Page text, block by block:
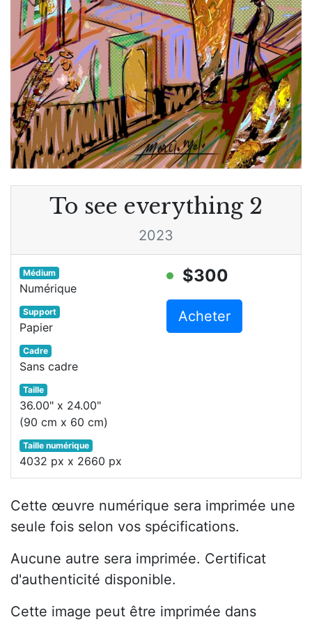
To see everything 2
2023
Médium
Numérique
Support
Papier
Cadre
Sans cadre
Taille
36.00" x 24.00"
(90 cm x 60 cm)
Taille numérique
4032 px x 2660 px
$300
Acheter
Cette œuvre numérique sera imprimée une
seule fois selon vos spécifications.
Aucune autre sera imprimée. Certificat
d'authenticité disponible.
Cette image peut être imprimée dans